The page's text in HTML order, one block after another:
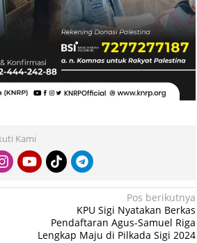
Kami
Pos berikutnya
KPU Sigi Nyatakan Berkas
Pendaftaran Agus-Samuel Riga
Lengkap Maju di Pilkada Sigi 2024